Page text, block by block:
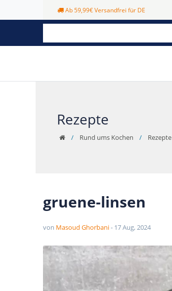
Ab 59,99€ Versandfrei für DE
Rezepte
Rund ums Kochen Rezepte
gruene-linsen
von Masoud Ghorbani- 17 Aug, 2024